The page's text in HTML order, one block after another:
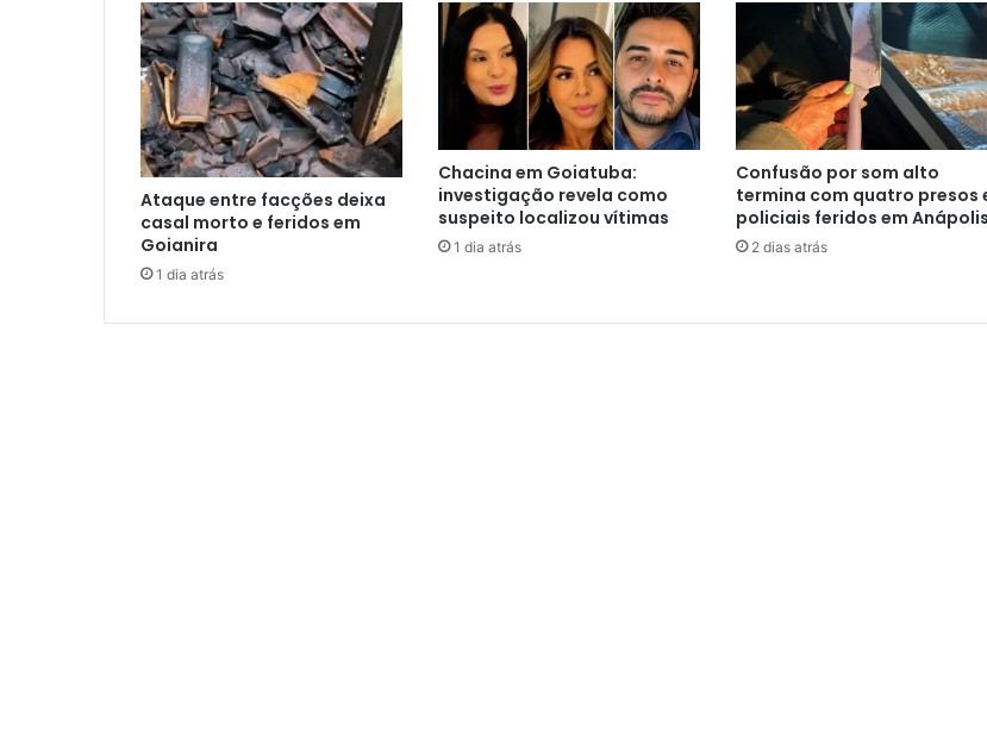
Ataque entre facções deixa
casal morto e feridos em
Goianira
1 dia atrás
Chacina em Goiatuba:
investigação revela como
suspeito localizou vítimas
1 dia atrás
Confusão por som alto
termina com quatro presos
policiais feridos em Anápolis
2 dias atrás